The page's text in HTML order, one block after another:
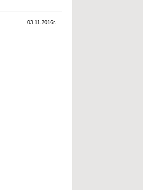
03.11.2016г.